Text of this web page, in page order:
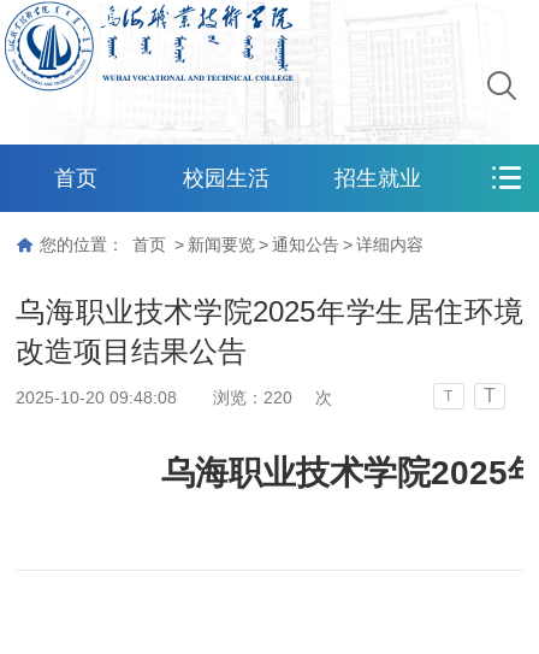
首页 校园生活 招生就业
您的位置： 首页 > 新闻要览 > 通知公告 > 详细内容
乌海职业技术学院2025年学生居住环境
改造项目结果公告
2025-10-20 09:48:08 浏览：220 次 T T
乌海职业技术学院2025